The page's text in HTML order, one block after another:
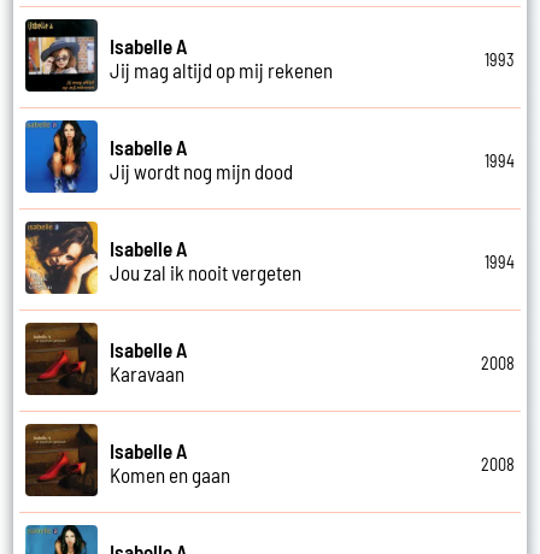
Isabelle A
Jij mag altijd op mij rekenen
1993
Isabelle A
Jij wordt nog mijn dood
1994
Isabelle A
Jou zal ik nooit vergeten
1994
Isabelle A
Karavaan
2008
Isabelle A
Komen en gaan
2008